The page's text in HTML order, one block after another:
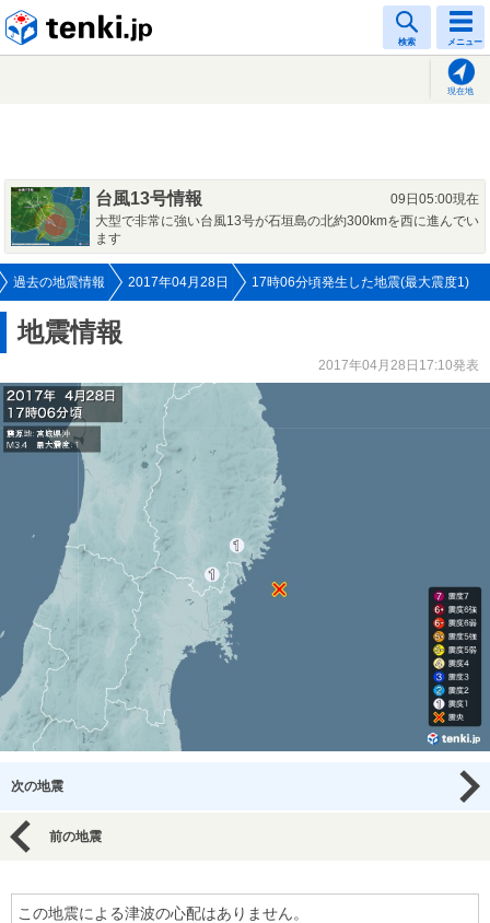
検索 メニュー
現在地
台風13号情報
09日05:00現在
大型で非常に強い台風13号が石垣島の北約300kmを西に進んでい
ます
過去の地震情報 2017年04月28日 17時06分頃発生した地震(最大震度1)
地震情報
2017年04月28日17:10発表
次の地震
前の地震
この地震による津波の心配はありません。